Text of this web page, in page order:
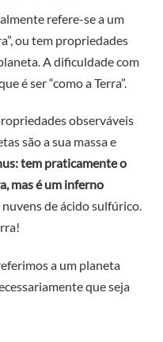
refere-se a um
ou tem propriedades
A dificuldade com
é ser “como a Terra”.
observáveis
são a sua massa e
tem praticamente o
mas é um inferno
de ácido sulfúrico.
a um planeta
que seja